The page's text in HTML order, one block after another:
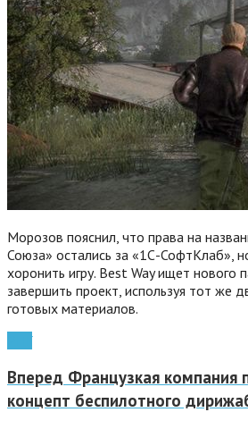
Морозов пояснил, что права на
Союза» остались за «1С-СофтКлаб»,
хоронить игру. Best Way ищет нового
завершить проект, используя тот же
готовых материалов.
Вперед Французкая компания
концепт беспилотного